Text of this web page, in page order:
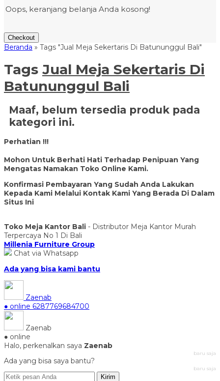
Oops, keranjang belanja Anda kosong!
Checkout
Beranda » Tags "Jual Meja Sekertaris Di Batununggul Bali"
Tags Jual Meja Sekertaris Di
Batununggul Bali
Maaf, belum tersedia produk pada
kategori ini.
Perhatian !!!
Mohon Untuk Berhati Hati Terhadap Penipuan Yang
Mengatas Namakan Toko Online Kami.
Konfirmasi Pembayaran Yang Sudah Anda Lakukan
Kepada Kami Melalui Kontak Kami Yang Berada Di Dalam
Situs Ini
Toko Meja Kantor Bali - Distributor Meja Kantor Murah
Terpercaya No 1 Di Bali
Millenia Furniture Group
Chat via Whatsapp
Ada yang bisa kami bantu
Zaenab
● online 6287769684700
Zaenab
● online
Halo, perkenalkan saya Zaenab
baru saja
Ada yang bisa saya bantu?
baru saja
Kirim